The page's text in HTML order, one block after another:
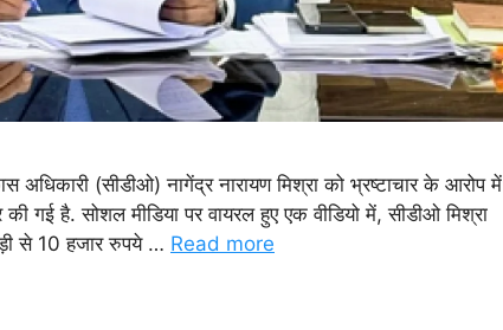
अधिकारी (सीडीओ) नागेंद्र नारायण मिश्रा को भ्रष्टाचार के आरोप में
गई है. सोशल मीडिया पर वायरल हुए एक वीडियो में, सीडीओ मिश्रा
से 10 हजार रुपये … Read more